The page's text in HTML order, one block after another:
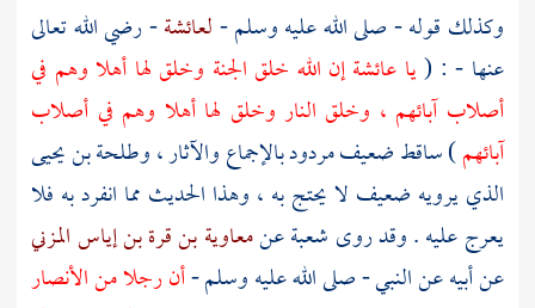
وكذلك قوله - صلى الله عليه وسلم -لعائشة- رضي الله تعالى
عنها - : (يا عائشةإن الله خلق الجنة وخلق لها أهلا وهم في
أصلاب آبائهم ، وخلق النار وخلق لها أهلا وهم في أصلاب
آبائهم) ساقط ضعيف مردود بالإجماع والآثار ،وطلحة بن يحيى
الذي يرويه ضعيف لا يحتج به ، وهذا الحديث مما انفرد به فلا
يعرج عليه . وقد روى شعبةعنمعاوية بن قرة بن إياس المزني
عن أبيه عن النبي - صلى الله عليه وسلم -أن رجلا منالأنصار